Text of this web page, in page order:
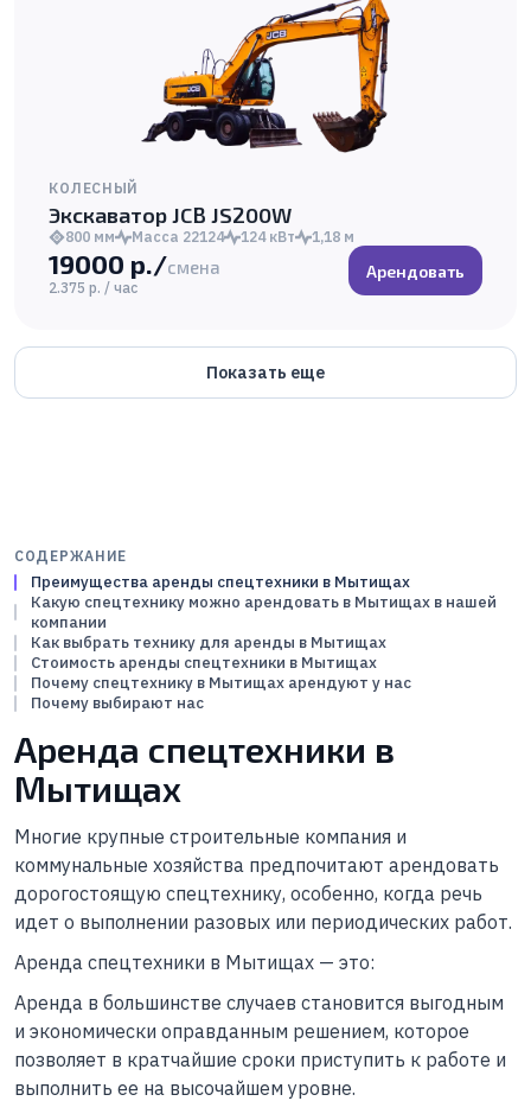
КОЛЕСНЫЙ
Экскаватор JCB JS200W
800 мм Масса 22124 124 кВт 1,18 м
19000 р./смена
2.375 р. / час
Арендовать
Показать еще
СОДЕРЖАНИЕ
Преимущества аренды спецтехники в Мытищах
Какую спецтехнику можно арендовать в Мытищах в нашей
компании
Как выбрать технику для аренды в Мытищах
Стоимость аренды спецтехники в Мытищах
Почему спецтехнику в Мытищах арендуют у нас
Почему выбирают нас
Аренда спецтехники в
Мытищах
Многие крупные строительные компания и
коммунальные хозяйства предпочитают арендовать
дорогостоящую спецтехнику, особенно, когда речь
идет о выполнении разовых или периодических работ.
Аренда спецтехники в Мытищах — это:
Аренда в большинстве случаев становится выгодным
и экономически оправданным решением, которое
позволяет в кратчайшие сроки приступить к работе и
выполнить ее на высочайшем уровне.